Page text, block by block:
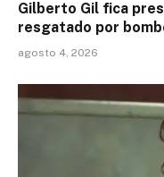
Gilberto Gil fica
resgatado por
agosto 4, 2026